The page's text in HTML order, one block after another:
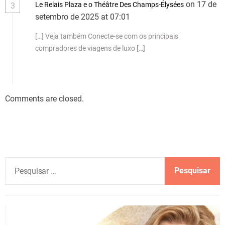
3 Le Relais Plaza e o Théâtre Des Champs-Élysées on 17 de
setembro de 2025 at 07:01
[…] Veja também Conecte-se com os principais
compradores de viagens de luxo […]
Comments are closed.
s